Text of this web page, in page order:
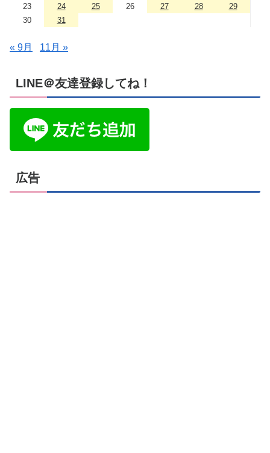
23 24 25 26 27 28
29
30
31
« 9月 11月 »
LINE＠友達登録してね！
広告